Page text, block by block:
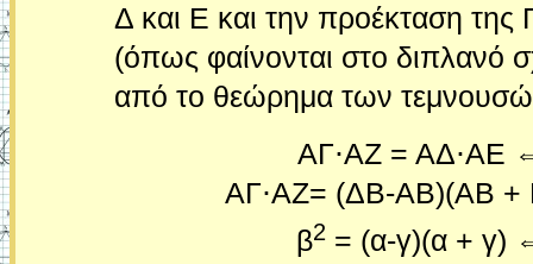
Δ και Ε και την προέκταση της
(όπως φαίνονται στο διπλανό
από το θεώρημα των
ΑΓ⋅ΑΖ = ΑΔ⋅ΑΕ
ΑΓ⋅ΑΖ= (ΔΒ-ΑΒ)(ΑΒ
β2 = (α-γ)(α + γ)